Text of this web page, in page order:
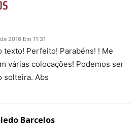
2016 Em 11:31
texto! Perfeito! Parabéns! ! Me
várias colocações! Podemos ser
solteira. Abs
Barcelos